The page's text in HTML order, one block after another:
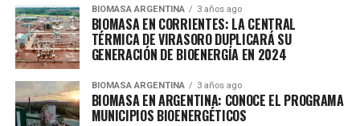
BIOMASA ARGENTINA 3 años ago
BIOMASA EN CORRIENTES: LA CENTRAL
TÉRMICA DE VIRASORO DUPLICARÁ SU
GENERACIÓN DE BIOENERGÍA EN 2024
BIOMASA ARGENTINA 3 años ago
BIOMASA EN ARGENTINA: CONOCE EL PROGRAMA
MUNICIPIOS BIOENERGÉTICOS